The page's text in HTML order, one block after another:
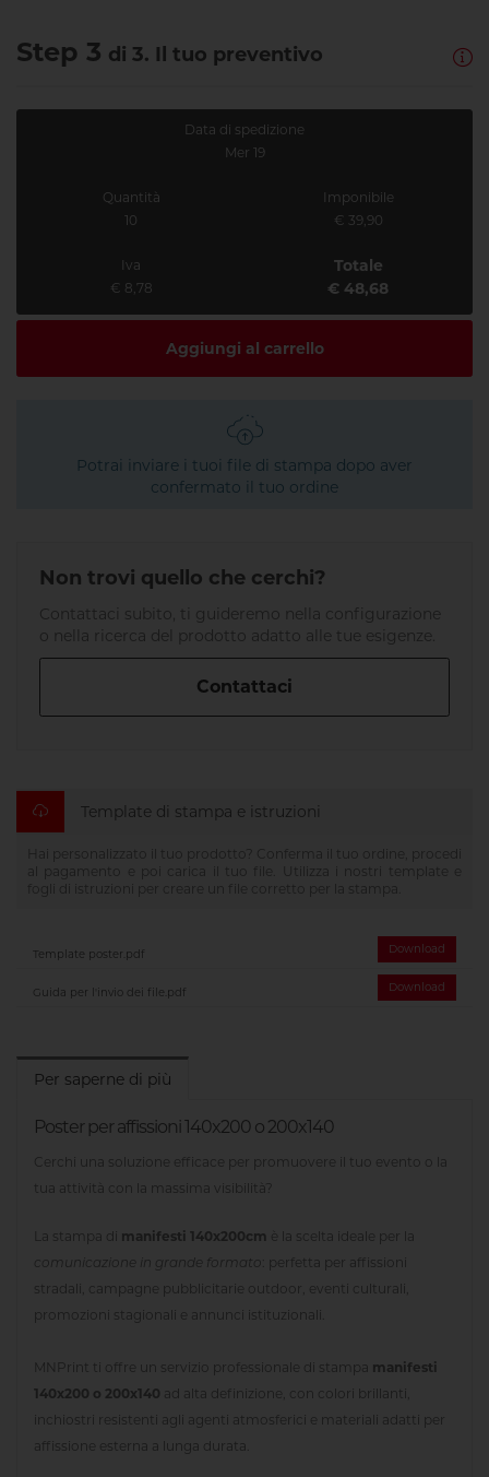
Step 3 di 3. Il tuo preventivo
Data di spedizione
Mer 19
Quantità
10
Imponibile
€ 39,90
Iva
€ 8,78
Totale
€ 48,68
Aggiungi al carrello
Potrai inviare i tuoi file di stampa dopo aver
confermato il tuo ordine
Non trovi quello che cerchi?
Contattaci subito, ti guideremo nella configurazione
o nella ricerca del prodotto adatto alle tue esigenze.
Contattaci
Template di stampa e istruzioni
Hai personalizzato il tuo prodotto? Conferma il tuo ordine, procedi
al pagamento e poi carica il tuo file. Utilizza i nostri template e
fogli di istruzioni per creare un file corretto per la stampa.
Template poster.pdf Download
Guida per l'invio dei file.pdf Download
Per saperne di più
Poster per affissioni 140x200 o 200x140
Cerchi una soluzione efficace per promuovere il tuo evento o la
tua attività con la massima visibilità?
La stampa di manifesti 140x200cm
è la scelta ideale per la
comunicazione in grande formato : perfetta per affissioni
stradali, campagne pubblicitarie outdoor, eventi culturali,
promozioni stagionali e annunci istituzionali.
MNPrint ti offre un servizio professionale di stampa manifesti
140x200 o 200x140 ad alta definizione, con colori brillanti,
inchiostri resistenti agli agenti atmosferici e materiali adatti per
affissione esterna a lunga durata.